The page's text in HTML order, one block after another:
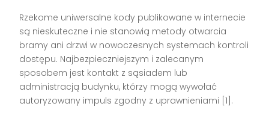
Rzekome uniwersalne kody publikowane w internecie
są nieskuteczne i nie stanowią metody otwarcia
bramy ani drzwi w nowoczesnych systemach kontroli
dostępu. Najbezpieczniejszym i zalecanym
sposobem jest kontakt z sąsiadem lub
administracją budynku, którzy mogą wywołać
autoryzowany impuls zgodny z uprawnieniami [1].